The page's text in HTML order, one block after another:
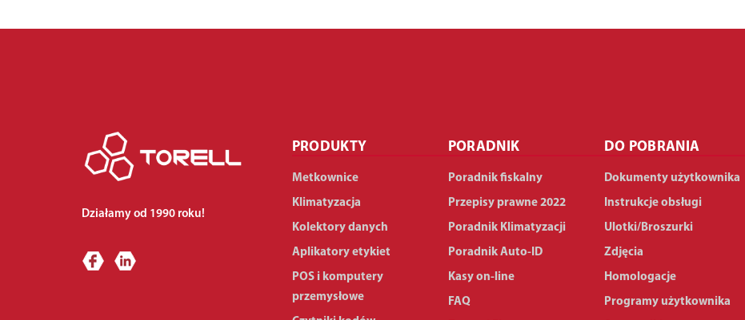
Działamy od 1990 roku!
PRODUKTY
Metkownice
Klimatyzacja
Kolektory danych
Aplikatory etykiet
POS i komputery
przemysłowe
PORADNIK
Poradnik fiskalny
Przepisy prawne 2022
Poradnik Klimatyzacji
Poradnik Auto-ID
Kasy on-line
FAQ
DO POBRANIA
Dokumenty użytkownika
Instrukcje obsługi
Ulotki/Broszurki
Zdjęcia
Homologacje
Programy użytkownika